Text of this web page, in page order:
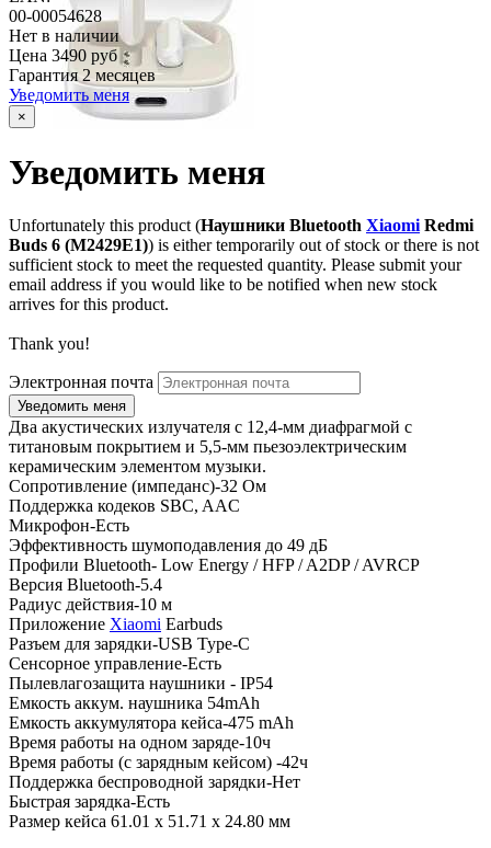
00-00054628
Нет в наличии
Цена 3490 руб
Гарантия 2 месяцев
Уведомить меня
×
Уведомить меня
Unfortunately this product (Наушники Bluetooth Xiaomi Redmi
Buds 6 (M2429E1)) is either temporarily out of stock or there is not
sufficient stock to meet the requested quantity. Please submit your
email address if you would like to be notified when new stock
arrives for this product.
Thank you!
Электронная почта
Два акустических излучателя с 12,4-мм диафрагмой с
титановым покрытием и 5,5-мм пьезоэлектрическим
керамическим элементом музыки.
Сопротивление (импеданс)-32 Ом
Поддержка кодеков SBC, AAC
Микрофон-Есть
Эффективность шумоподавления до 49 дБ
Профили Bluetooth- Low Energy / HFP / A2DP / AVRCP
Версия Bluetooth-5.4
Радиус действия-10 м
Приложение Xiaomi Earbuds
Разъем для зарядки-USB Type-C
Сенсорное управление-Есть
Пылевлагозащита наушники - IP54
Емкость аккум. наушника 54mAh
Емкость аккумулятора кейса-475 mAh
Время работы на одном заряде-10ч
Время работы (с зарядным кейсом) -42ч
Поддержка беспроводной зарядки-Нет
Быстрая зарядка-Есть
Размер кейса 61.01 x 51.71 x 24.80 мм